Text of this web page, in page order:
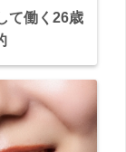
て働く26歳